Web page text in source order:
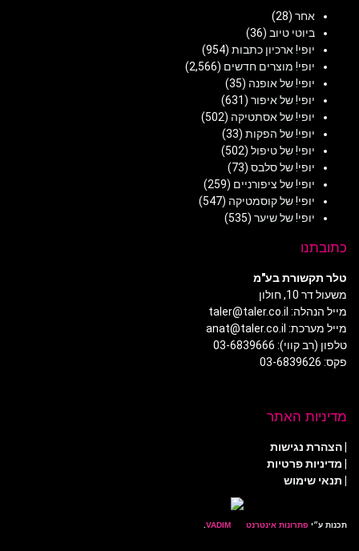
אחר (28)
ביוטי טיוב (36)
יופי! ארכיון כתבות (954)
יופי! מוצרים חדשים (2,566)
יופי! של אופנה (35)
יופי! של איפור (631)
יופי! של אסתטיקה (502)
יופי! של הפקות (33)
יופי! של טיפול (502)
יופי! של סלבס (73)
יופי! של ציפורניים (259)
יופי! של קוסמטיקה (547)
יופי! של שיער (535)
כתובתנו
טלר תקשורת בע"מ
משעול דר 10, חולון
מייל הנהלה: taler@taler.co.il
מייל מערכת: anat@taler.co.il
טלפון (רב קווי): 03-6839666
פקס: 03-6839626
מדיניות האתר
הצהרת נגישות
מדיניות פרטיות
| תנאי שימוש
תכנות ע״י פתרונות אינטרנט